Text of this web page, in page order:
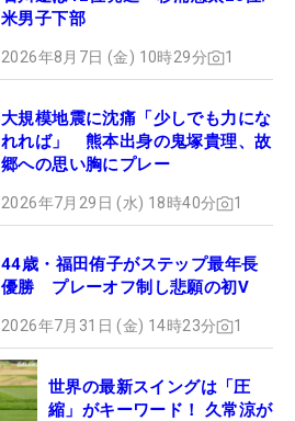
米男子下部
2026年8月7日 (金) 10時29分 1
大規模地震に沈痛「少しでも力にな
れれば」 熊本出身の鬼塚貴理、故
郷への思い胸にプレー
2026年7月29日 (水) 18時40分 1
44歳・福田侑子がステップ最年長
優勝 プレーオフ制し悲願の初V
2026年7月31日 (金) 14時23分 1
世界の最新スイングは「圧
縮」がキーワード！ 久常涼が